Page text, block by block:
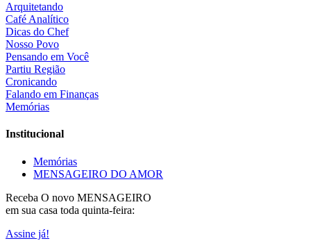
Arquitetando
Café Analítico
Dicas do Chef
Nosso Povo
Pensando em Você
Partiu Região
Cronicando
Falando em Finanças
Memórias
Institucional
Memórias
MENSAGEIRO DO AMOR
Receba O novo MENSAGEIRO
em sua casa toda quinta-feira:
Assine já!